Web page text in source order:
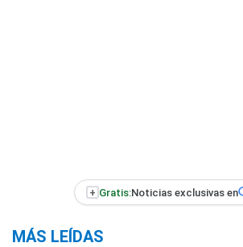
+ Gratis:Noticias exclusivas en
MÁS LEÍDAS